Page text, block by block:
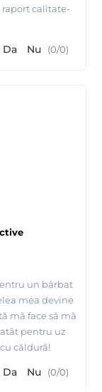
raport calitate-
Da Nu (0/0)
un bărbat
mea devine
mă face să mă
pentru uz
căldură!
Da Nu (0/0)